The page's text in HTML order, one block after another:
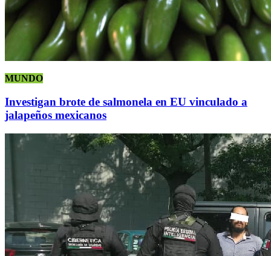
MUNDO
Investigan brote de salmonela en EU vinculado a
jalapeños mexicanos